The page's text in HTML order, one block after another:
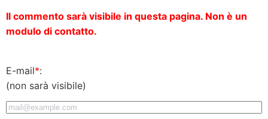
Il commento sarà visibile in questa pagina. Non è un
modulo di contatto.
E-mail*:
(non sarà visibile)